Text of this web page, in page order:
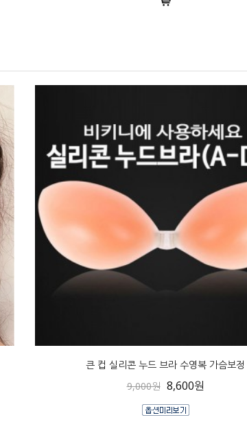
큰 컵 실리콘 누드 브라 수영복 가슴보정
9,000원 8,600원